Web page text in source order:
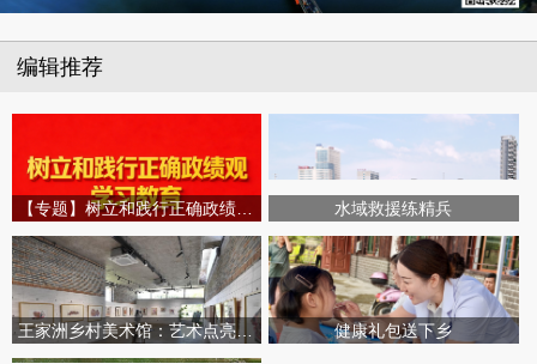
编辑推荐
水域救援练精兵
王家洲乡村美术馆：艺术点亮田园乡村 健康礼包送下乡